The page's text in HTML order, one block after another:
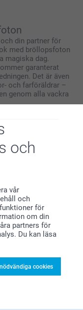
och
vår
och
för
om din
partners för
Du kan läsa
cookies
din partner för
med bröllopsfoton
magiska dag.
garanterat
Det är även
och farföräldrar –
genom alla vackra
dem för att de
föreviga den här
ceremonin, på den
alla dekorationer
En fotobok
och familjen